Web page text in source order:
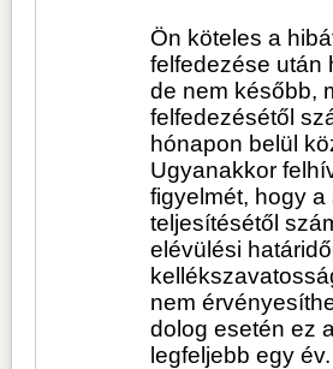
Ön köteles a
felfedezése után
de nem később,
felfedezésétől
hónapon belül
Ugyanakkor
figyelmét, hogy
teljesítésétől
elévülési
nem
dolog esetén ez
legfeljebb egy év.